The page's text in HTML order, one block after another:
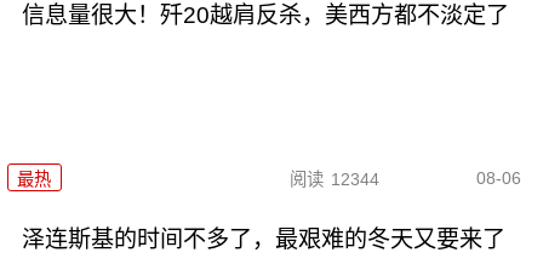
信息量很大！歼20越肩反杀，美西方都不淡定了
最热 阅读 12344 08-06
泽连斯基的时间不多了，最艰难的冬天又要来了